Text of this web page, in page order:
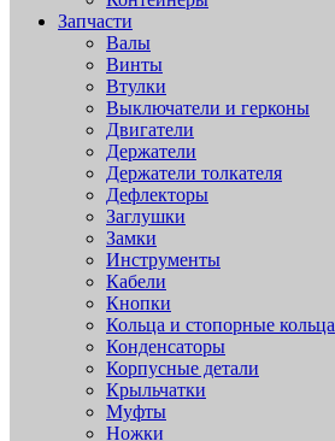
Запчасти
Валы
Винты
Втулки
Выключатели и герконы
Двигатели
Держатели
Держатели толкателя
Дефлекторы
Заглушки
Замки
Инструменты
Кабели
Кнопки
Кольца и стопорные кольца
Конденсаторы
Корпусные детали
Крыльчатки
Муфты
Ножки